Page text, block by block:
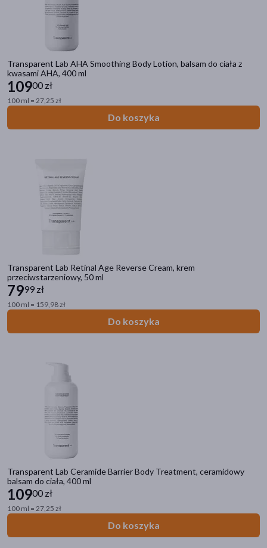
Transparent Lab AHA Smoothing Body Lotion, balsam do ciała z
kwasami AHA, 400 ml
10900 zł
100 ml = 27,25 zł
Do koszyka
Transparent Lab Retinal Age Reverse Cream, krem
przeciwstarzeniowy, 50 ml
7999 zł
100 ml = 159,98 zł
Do koszyka
Transparent Lab Ceramide Barrier Body Treatment, ceramidowy
balsam do ciała, 400 ml
10900 zł
100 ml = 27,25 zł
Do koszyka